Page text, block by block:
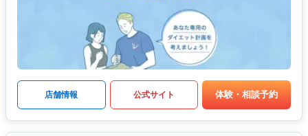
店舗情報 公式サイト 体験・相談予約